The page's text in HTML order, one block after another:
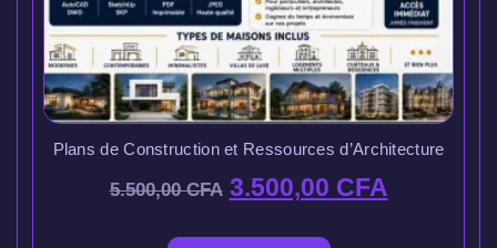
Plans de Construction et Ressources d’Architecture
5.500,00CFA 3.500,00 CFA